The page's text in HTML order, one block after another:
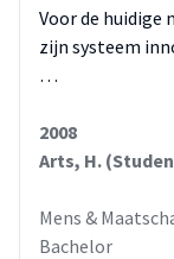
Voor de
zijn systeem
…
2008
Arts, H.
Mens &
Bachelor